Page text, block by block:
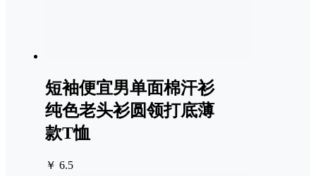
短袖便宜男单面棉汗衫
纯色老头衫圆领打底薄
款T恤
￥ 6.5